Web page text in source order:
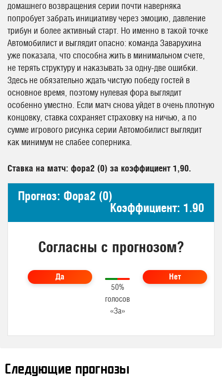
домашнего возвращения серии почти наверняка
попробует забрать инициативу через эмоцию, давление
трибун и более активный старт. Но именно в такой точке
Автомобилист и выглядит опасно: команда Заварухина
уже показала, что способна жить в минимальном счете,
не терять структуру и наказывать за одну-две ошибки.
Здесь не обязательно ждать чистую победу гостей в
основное время, поэтому нулевая фора выглядит
особенно уместно. Если матч снова уйдет в очень плотную
концовку, ставка сохраняет страховку на ничью, а по
сумме игрового рисунка серии Автомобилист выглядит
как минимум не слабее соперника.
Ставка на матч: фора2 (0) за коэффициент 1,90.
Прогноз: Фора2 (0)
Коэффициент: 1.90
Согласны с прогнозом?
Да
50%
голосов
«За»
Нет
Следующие прогнозы